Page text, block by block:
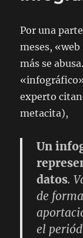
Por una
meses, «web
más se
experto
metacita),
Un
datos.
de
el